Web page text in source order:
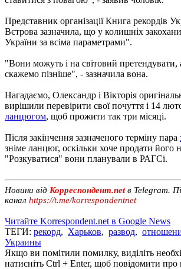
Представник організації Книга рекордів
Вєтрова зазначила, що у колишніх
України за всіма параметрами".
"Вони можуть і на світовий претендувати,
скажемо пізніше", - зазначила вона.
Нагадаємо, Олександр і Вікторія
вирішили перевірити свої почуття і 14
ланцюгом, щоб прожити так три місяці.
Після закінчення зазначеного терміну пара
зніме ланцюг, оскільки хоче продати його
"Розкуватися" вони планували в РАГСі.
Новини від Корреспондент.net в Telegram.
канал https://t.me/korrespondentnet
Читайте Korrespondent.net в Google News
ТЕГИ: рекорд, Харьков, развод,
Украины
Якщо ви помітили помилку, виділіть
натисніть Ctrl + Enter, щоб повідомити про